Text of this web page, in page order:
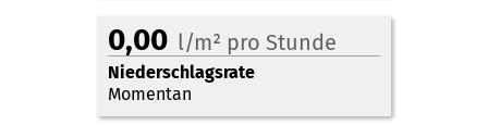
0,00 l/m² pro Stunde
Niederschlagsrate
Momentan